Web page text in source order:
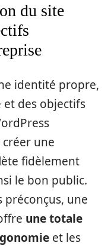
du site
identité propre,
des objectifs
une
fidèlement
le bon public.
une
une totale
et les